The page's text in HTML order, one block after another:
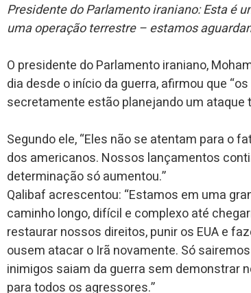
Presidente do Parlamento iraniano: Esta é
uma operação terrestre – estamos
O presidente do Parlamento iraniano,
dia desde o início da guerra, afirmou que
secretamente estão planejando um ataque
Segundo ele, “Eles não se atentam para o
dos americanos. Nossos lançamentos
determinação só aumentou.”
Qalibaf acrescentou: “Estamos em uma
caminho longo, difícil e complexo até
restaurar nossos direitos, punir os EUA e
ousem atacar o Irã novamente. Só
inimigos saiam da guerra sem demonstrar
para todos os agressores.”